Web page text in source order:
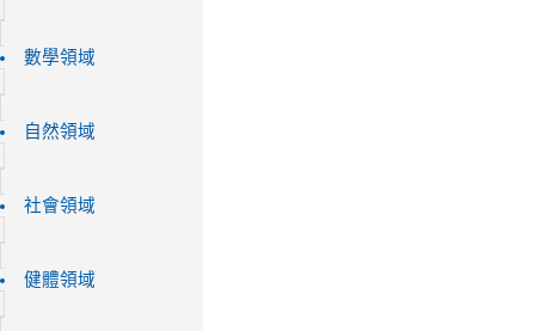
數學領域
自然領域
社會領域
健體領域